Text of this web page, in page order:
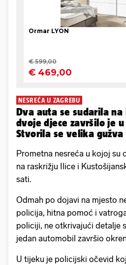
NESREĆA U ZAGREBU
Dva auta se sudarila na
dvoje djece završilo je
Stvorila se velika gužva
Prometna nesreća u kojoj su
na raskrižju Ilice i
sati.
Odmah po dojavi na mjesto
policija, hitna pomoć i
policiji, ne otkrivajući detalje
jedan automobil završio
U tijeku je policijski očevid